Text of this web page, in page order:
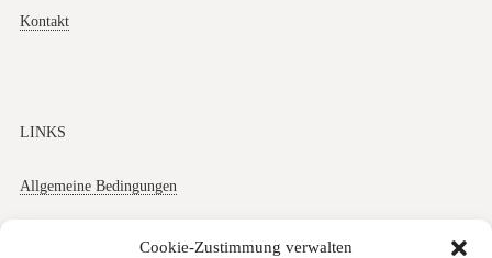
Cookie-Zustimmung verwalten
Kontakt
LINKS
Allgemeine Bedingungen